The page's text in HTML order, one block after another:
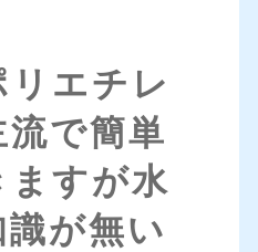
エチレ
で簡単
ますが水
が無い